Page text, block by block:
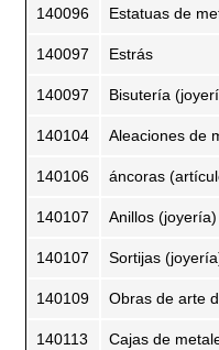
140096 Estatuas de
140097 Estrás
140097 Bisutería
140104 Aleaciones de
140106 áncoras
140107 Anillos (joyería)
140107 Sortijas
140109 Obras de arte
140113 Cajas de